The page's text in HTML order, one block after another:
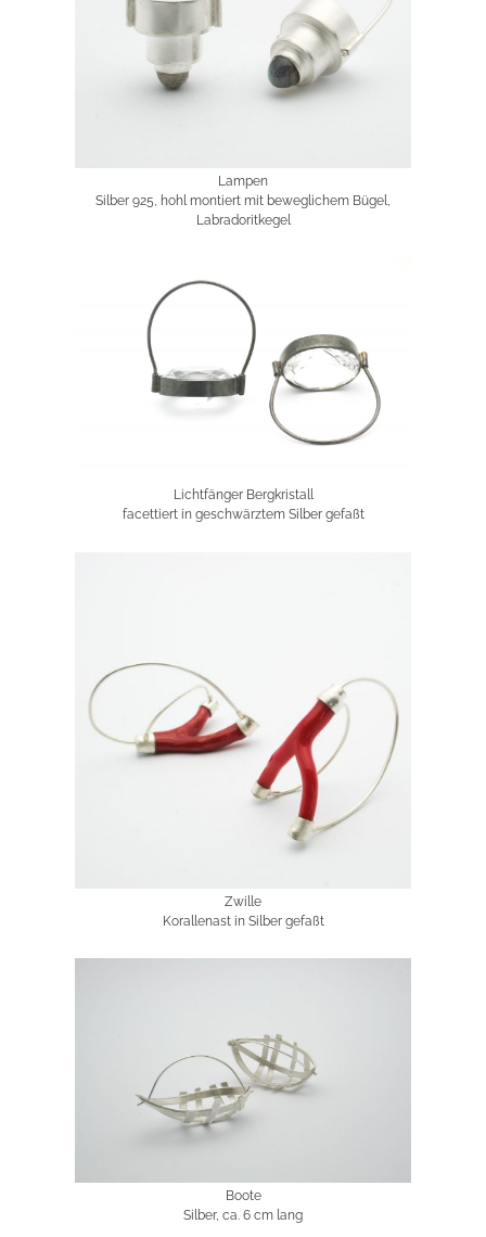
Lampen
Silber 925, hohl montiert mit beweglichem Bügel,
Labradoritkegel
Lichtfänger Bergkristall
facettiert in geschwärztem Silber gefaßt
Zwille
Korallenast in Silber gefaßt
Boote
Silber, ca. 6 cm lang